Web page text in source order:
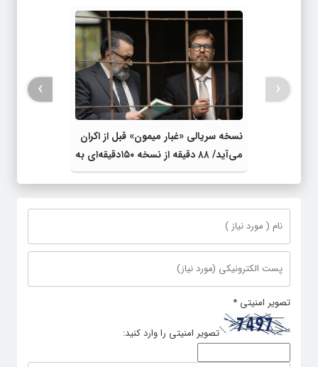
نسخه سریالی «غبار میمون» قبل از اکران
می‌آید/ ۸۸ دقیقه از نسخه ۱۵۰دقیقه‌ای به
«فجر» رسید!
‹
›
تصویر امنیتی *
تصویر امنیتی را وارد کنید: